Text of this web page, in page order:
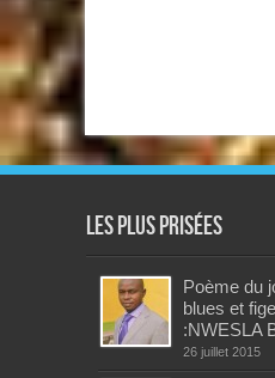
Les plus prisées
Poème du
blues et
:NWESLA
26 juillet 2015